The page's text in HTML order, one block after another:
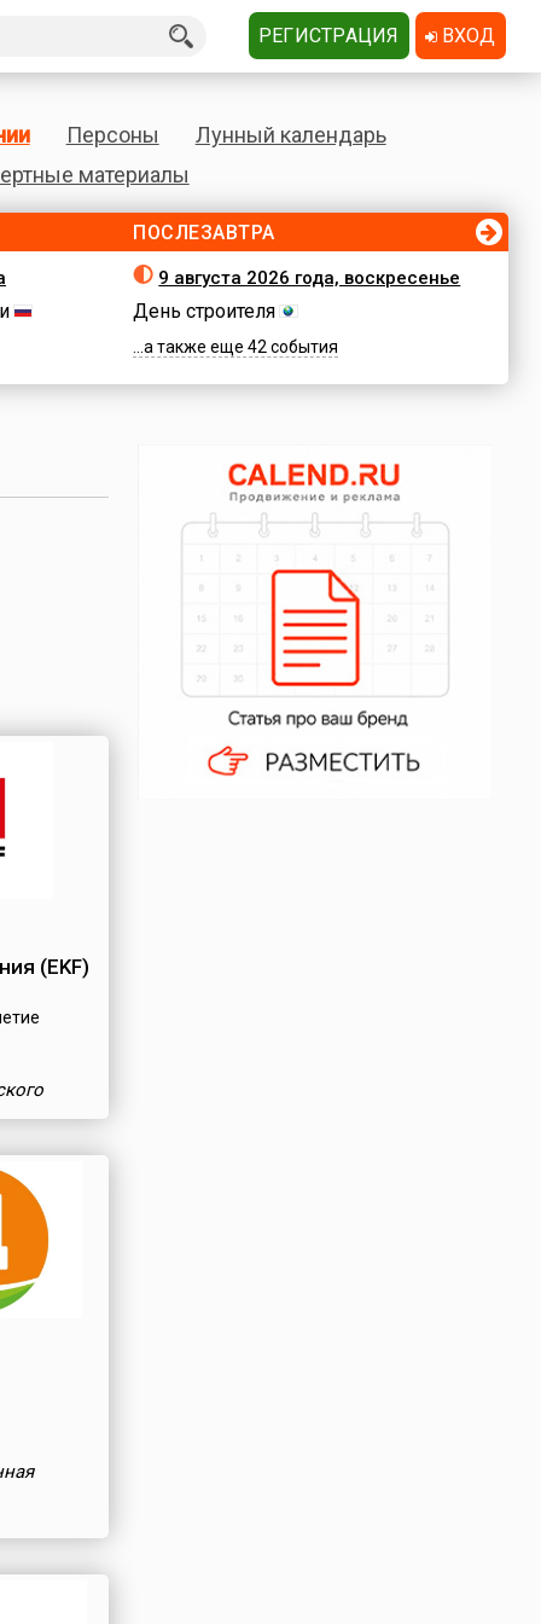
Персоны
Лунный календарь
материалы
ПОСЛЕЗАВТРА
9 августа 2026 года, воскресенье
День строителя
...а также еще 42 события
(EKF)
РЕГИСТРАЦИЯ ВХОД